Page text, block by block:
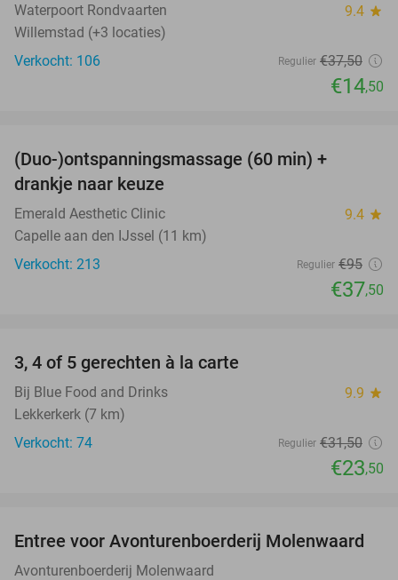
Waterpoort Rondvaarten 9.4 star
Willemstad (+3 locaties)
Verkocht: 106
Regulier €37,50
€14,50
(Duo-)ontspanningsmassage (60 min) +
drankje naar keuze
Emerald Aesthetic Clinic 9.4 star
Capelle aan den IJssel (11 km)
Verkocht: 213
Regulier €95
€37,50
3, 4 of 5 gerechten à la carte
Bij Blue Food and Drinks 9.9 star
Lekkerkerk (7 km)
Verkocht: 74
Regulier €31,50
€23,50
27%
Entree voor Avonturenboerderij Molenwaard
Avonturenboerderij Molenwaard